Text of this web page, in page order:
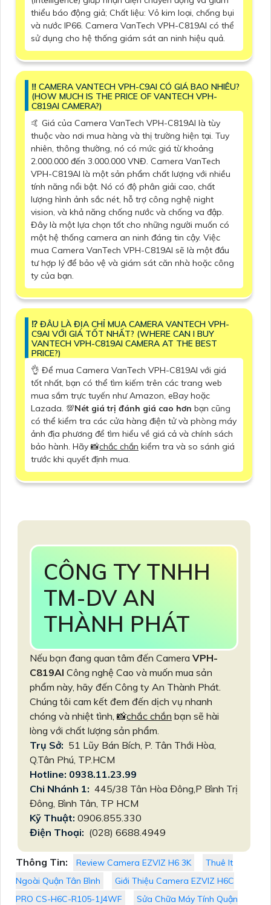
thiểu báo động giả; Chất liệu: Vỏ kim loại, chống bụi
và nước IP66. Camera VanTech VPH-C819AI có thể
sử dụng cho hệ thống giám sát an ninh hiệu quả.
‼️ CAMERA VANTECH VPH-C9AI CÓ GIÁ BAO NHIÊU?
(HOW MUCH IS THE PRICE OF VANTECH VPH-
C819AI CAMERA?)
🤙 Giá của Camera VanTech VPH-C819AI là tùy
thuộc vào nơi mua hàng và thị trường hiện tại. Tuy
nhiên, thông thường, nó có mức giá từ khoảng
2.000.000 đến 3.000.000 VNĐ. Camera VanTech
VPH-C819AI là một sản phẩm chất lượng với nhiều
tính năng nổi bật. Nó có độ phân giải cao, chất
lượng hình ảnh sắc nét, hỗ trợ công nghệ night
vision, và khả năng chống nước và chống va đập.
Đây là một lựa chọn tốt cho những người muốn có
một hệ thống camera an ninh đáng tin cậy. Việc
mua Camera VanTech VPH-C819AI sẽ là một đầu
tư hợp lý để bảo vệ và giám sát căn nhà hoặc công
ty của bạn.
⁉️ ĐÂU LÀ ĐỊA CHỈ MUA CAMERA VANTECH VPH-
C9AI VỚI GIÁ TỐT NHẤT? (WHERE CAN I BUY
VANTECH VPH-C819AI CAMERA AT THE BEST
PRICE?)
👌 Để mua Camera VanTech VPH-C819AI với giá
tốt nhất, bạn có thể tìm kiếm trên các trang web
mua sắm trực tuyến như Amazon, eBay hoặc
Lazada. 💯Nét giá trị đánh giá cao hơn bạn cũng
có thể kiểm tra các cửa hàng điện tử và phòng máy
ảnh địa phương để tìm hiểu về giá cả và chính sách
bảo hành. Hãy 📸chắc chắn kiểm tra và so sánh giá
trước khi quyết định mua.
CÔNG TY TNHH
TM-DV AN
THÀNH PHÁT
Nếu bạn đang quan tâm đến Camera VPH-
C819AI Công nghệ Cao và muốn mua sản
phẩm này, hãy đến Công ty An Thành Phát.
Chúng tôi cam kết đem đến dịch vụ nhanh
chóng và nhiệt tình, 📸chắc chắn bạn sẽ hài
lòng với chất lượng sản phẩm.
Trụ Sở: 51 Lũy Bán Bích, P. Tân Thới Hòa,
Q.Tân Phú, TP.HCM
Hotline: 0938.11.23.99
Chi Nhánh 1: 445/38 Tân Hòa Đông,P Bình Trị
Đông, Bình Tân, TP HCM
Kỹ Thuật: 0906.855.330
Điện Thoại: (028) 6688.4949
Thông Tin: Review Camera EZVIZ H6 3K
Thuê It
Ngoài Quận Tân Bình
Giới Thiệu Camera EZVIZ H6C
PRO CS-H6C-R105-1J4WF
Sửa Chữa Máy Tính Quận